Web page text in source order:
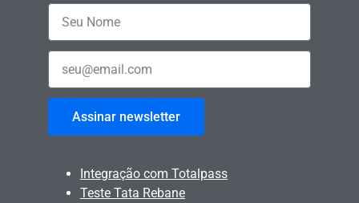
Assinar newsletter
Integração com Totalpass
Teste Tata Rebane